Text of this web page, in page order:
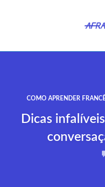
conteúdo
COMO APRENDER
Dicas